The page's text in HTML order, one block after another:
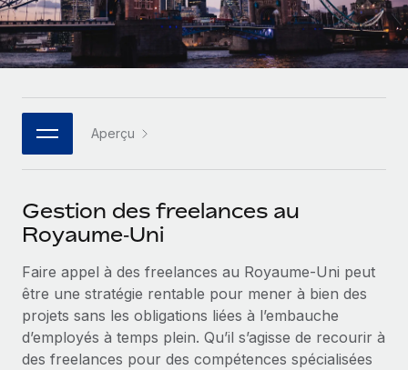
Intégrez vos RH aux flux de travail en toute simplicité
Plateforme
Des fonctions RH clés intégrées pour votre équipe
Connectez n'importe quel outil d’IA à Remote grâce à
notre MCP
Rationalisez vos processus avec des outils essentiels
SERVICES
Demandez aux experts
Recevez des conseils d’experts sur les RH à
l’international et la conformité
Développez vos équipes avec des solutions RH sur
mesure
Les RH à l’international pour les grandes entreprises
TRAVAILLONS ENSEMBLE
Intégrez les RH à l’international de manière flexible
Explorez avec nous vos opportunités de partenariat
Remote Build
Bientôt disponible
Conseil en intégrations et automatisations assistées par
l’IA
Études de cas
Glossaire RH
Descriptions de postes
Webinaires
Événements
Salle de presse
Données sur les salaires et les talents
Centre de ressources
Obtenir de l’aide
Português (Portugal)
한국어 Aperçu
Gestion des freelances au
Royaume‑Uni
Faire appel à des freelances au Royaume‑Uni peut
être une stratégie rentable pour mener à bien des
projets sans les obligations liées à l’embauche
d’employés à temps plein. Qu’il s’agisse de recourir à
des freelances pour des compétences spécialisées